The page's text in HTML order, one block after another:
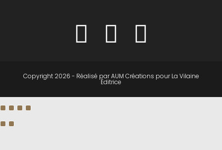
Copyright 2026 - Réalisé parAUM Créations pourLa Vilaine
Éditrice